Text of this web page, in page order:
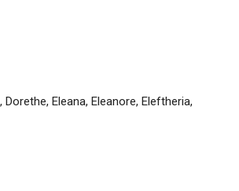
, Dorethe, Eleana, Eleanore, Eleftheria,